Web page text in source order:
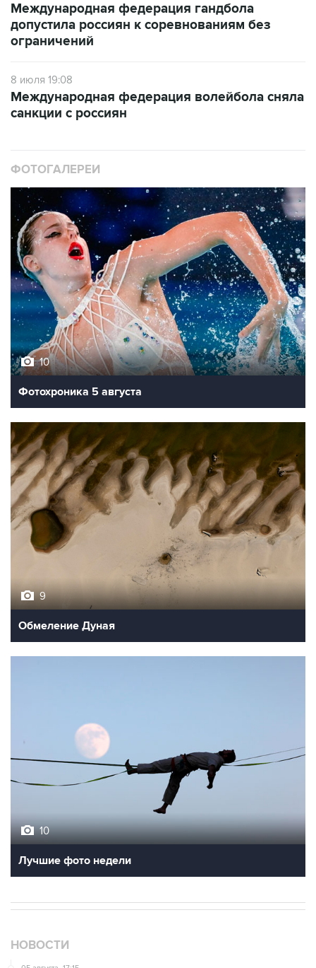
Международная федерация гандбола
допустила россиян к соревнованиям без
ограничений
8 июля 19:08
Международная федерация волейбола сняла
санкции с россиян
ФОТОГАЛЕРЕИ
10
Фотохроника 5 августа
9
Обмеление Дуная
10
Лучшие фото недели
НОВОСТИ